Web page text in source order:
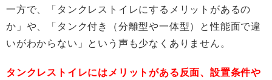
一方で、「タンクレストイレにするメリットがあるの
か」や、「タンク付き（分離型や一体型）と性能面で違
いがわからない」という声も少なくありません。
タンクレストイレにはメリットがある反面、設置条件や